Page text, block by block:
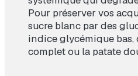
Pour préserver vos
sucre blanc par des
indice glycémique bas,
complet ou la patate